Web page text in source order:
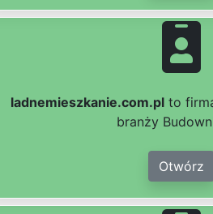
ladnemieszkanie.com.plto
branży
Otwórz